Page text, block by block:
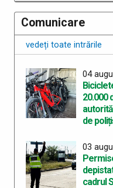
Comunicare
vedeți toate intrările
04
20.000
de
03
cadrul